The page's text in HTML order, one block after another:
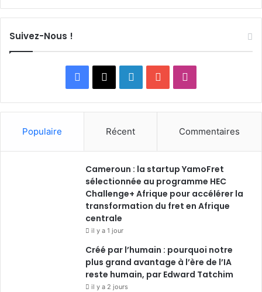
Suivez-Nous !
Facebook
X LinkedinYouTube
Populaire Récent Commentaires
Cameroun : la startup YamoFret
sélectionnée au programme HEC
Challenge+ Afrique pour accélérer la
transformation du fret en Afrique
centrale
il y a 1 jour
Créé par l’humain : pourquoi notre
plus grand avantage à l’ère de l’IA
reste humain, par Edward Tatchim
il y a 2 jours